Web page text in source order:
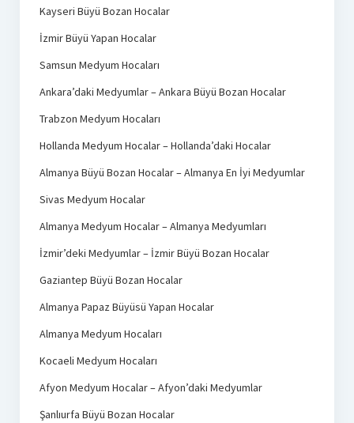
Kayseri Büyü Bozan Hocalar
İzmir Büyü Yapan Hocalar
Samsun Medyum Hocaları
Ankara’daki Medyumlar – Ankara Büyü Bozan Hocalar
Trabzon Medyum Hocaları
Hollanda Medyum Hocalar – Hollanda’daki Hocalar
Almanya Büyü Bozan Hocalar – Almanya En İyi Medyumlar
Sivas Medyum Hocalar
Almanya Medyum Hocalar – Almanya Medyumları
İzmir’deki Medyumlar – İzmir Büyü Bozan Hocalar
Gaziantep Büyü Bozan Hocalar
Almanya Papaz Büyüsü Yapan Hocalar
Almanya Medyum Hocaları
Kocaeli Medyum Hocaları
Afyon Medyum Hocalar – Afyon’daki Medyumlar
Şanlıurfa Büyü Bozan Hocalar